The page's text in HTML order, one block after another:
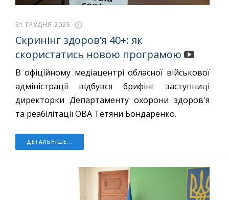
31 ГРУДНЯ 2025
Скринінг здоровʼя 40+: як
скористатись новою програмою
В офіційному медіацентрі обласної військової
адміністрації відбувся брифінг заступниці
директорки Департаменту охорони здоров'я
та реабілітації ОВА Тетяни Бондаренко.
ДЕТАЛЬНІШЕ...